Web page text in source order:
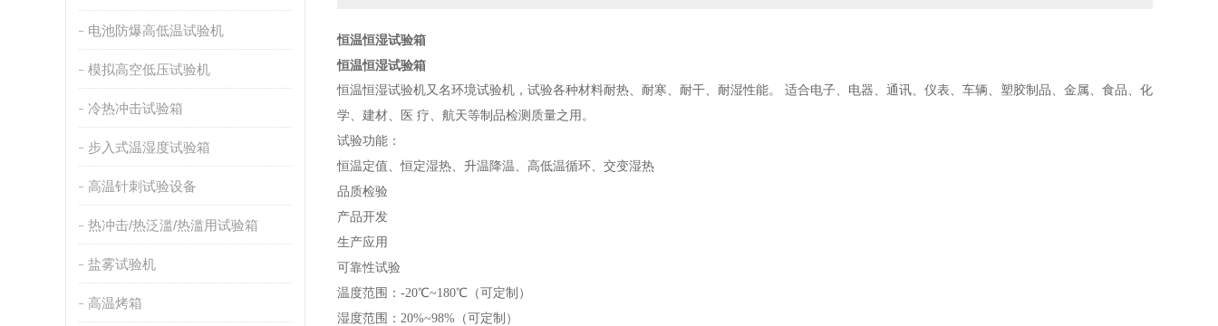
电池防爆高低温试验机
模拟高空低压试验机
冷热冲击试验箱
步入式温湿度试验箱
高温针刺试验设备
热冲击/热泛滥/热滥用试验箱
盐雾试验机
高温烤箱
恒温恒湿试验箱
恒温恒湿试验箱
恒温恒湿试验机又名环境试验机，试验各种材料耐热、耐寒、耐干、耐湿性能。 适合电子、电器、通讯、仪表、车辆、塑胶制品、金属、食品、化
学、建材、医 疗、航天等制品检测质量之用。
试验功能 ：
恒温定值、恒定湿热、升温降温、高低温循环、交变湿热
品质检验
产品开发
生产应用
可靠性试验
温度范围 ： -20℃~180℃（可定制）
湿度范围 ： 20%~98%（可定制）